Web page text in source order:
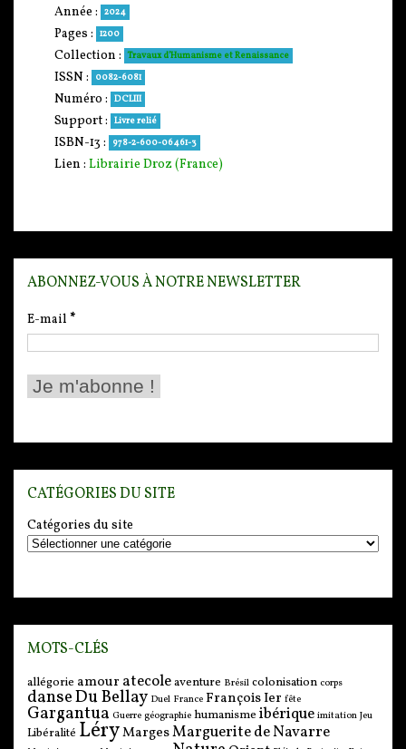
Année : 2024
Pages : 1200
Collection : Travaux d’Humanisme et Renaissance
ISSN : 0082-6081
Numéro : DCLIII
Support : Livre relié
ISBN-13 : 978-2-600-06461-3
Lien : Librairie Droz (France)
ABONNEZ-VOUS À NOTRE NEWSLETTER
E-mail *
CATÉGORIES DU SITE
Catégories du site
MOTS-CLÉS
allégorie amour atecoleaventure Brésil colonisation corps
danseDu Bellay Duel France François Ier fête
Gargantua Guerre géographie humanisme ibérique imitation Jeu
Libéralité LéryMargesMarguerite de Navarre